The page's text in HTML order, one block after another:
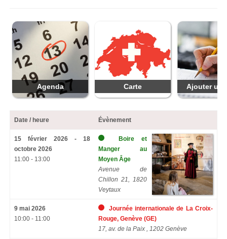
Agenda Carte Ajouter
Date / heure Évènement
15 février 2026 - 18
octobre 2026
11:00 - 13:00
Boire et
Manger au
Moyen Âge
Avenue de
Chillon 21, 1820
Veytaux
9 mai 2026
10:00 - 11:00
Journée internationale de La Croix-
Rouge, Genève (GE)
17, av. de la Paix , 1202 Genève